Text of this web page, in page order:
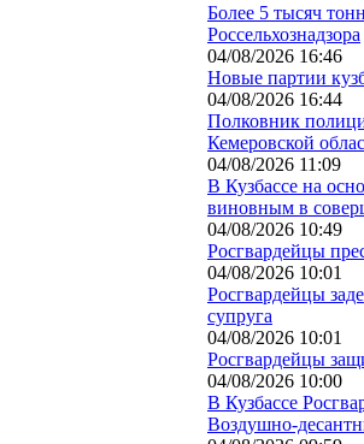
Более 5 тысяч
Россельхознадзора
04/08/2026 16:46
Новые партии
04/08/2026 16:44
Полковник
Кемеровской
04/08/2026 11:09
В Кузбассе на
виновным в
04/08/2026 10:49
Росгвардейцы
04/08/2026 10:01
Росгвардейцы
супруга
04/08/2026 10:01
Росгвардейцы
04/08/2026 10:00
В Кузбассе
Воздушно-